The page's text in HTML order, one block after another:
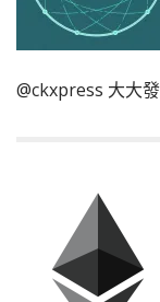
@ckxpress 大大